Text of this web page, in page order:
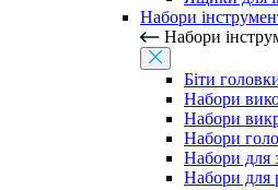
Набори
Набори
Біти
Набори
Набори
Набори
Набори для
Набори для